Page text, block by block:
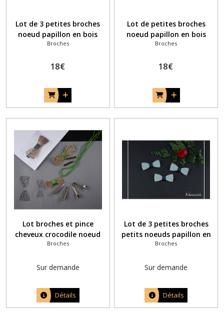
Lot de 3 petites broches
noeud papillon en bois
mosaïque bois et fil bleu
Broches
18€
Lot de petites broches
noeud papillon en bois
coloré pour demoiselles
Broches
18€
Lot broches et pince
cheveux crocodile noeud
papillon bois fil vert vif et
Broches
Sur demande
Détails
Lot de 3 petites broches
petits noeuds papillon en
bois bleu
Broches
Sur demande
Détails